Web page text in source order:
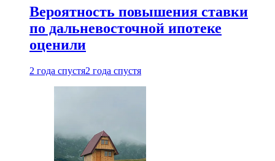
Вероятность повышения ставки
по дальневосточной ипотеке
оценили
2 года спустя2 года спустя